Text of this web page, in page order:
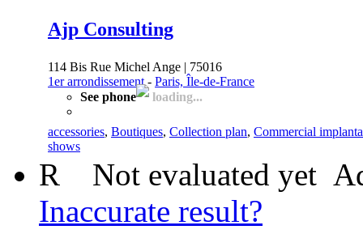
Ajp Consulting
114 Bis Rue Michel Ange | 75016
1er arrondissement- Paris, Île-de-France
See phone
loading...
accessories, Boutiques, Collection plan, Commercial
shows
R Not evaluated yet
Inaccurate result?